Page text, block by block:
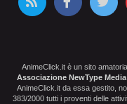
AnimeClick.it è un sito
Associazione NewType Media
AnimeClick.it da essa gestito,
383/2000 tutti i proventi delle